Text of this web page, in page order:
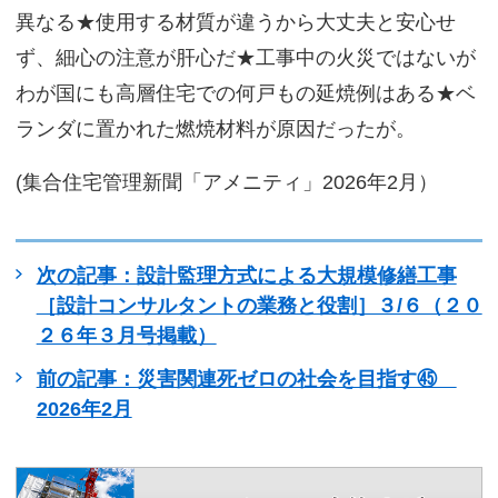
異なる★使用する材質が違うから大丈夫と安心せ
ず、細心の注意が肝心だ★工事中の火災ではないが
わが国にも高層住宅での何戸もの延焼例はある★ベ
ランダに置かれた燃焼材料が原因だったが。
(集合住宅管理新聞「アメニティ」2026年2月）
次の記事：設計監理方式による大規模修繕工事
［設計コンサルタントの業務と役割］３/６（２０
２６年３月号掲載）
前の記事：災害関連死ゼロの社会を目指す㊺
2026年2月